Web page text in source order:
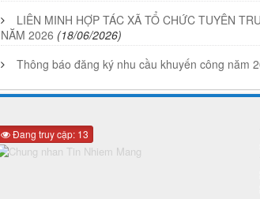
LIÊN MINH HỢP TÁC XÃ TỔ CHỨC TUYÊN
NĂM 2026 (18/06/2026)
Thông báo đăng ký nhu cầu khuyến công năm
Đang truy cập: 13